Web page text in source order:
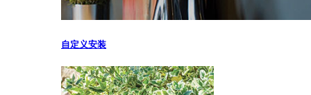
自定义安装